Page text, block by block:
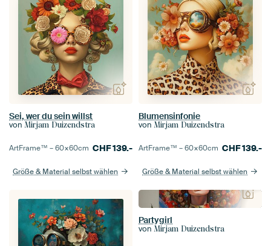
Sei, wer du sein willst
von Mirjam Duizendstra
ArtFrame™ –60×60cm CHF139.-
Größe & Material selbst wählen
Blumensinfonie
von Mirjam Duizendstra
ArtFrame™ –60×60cm CHF139.-
Größe & Material selbst wählen
Partygirl
von Mirjam Duizendstra